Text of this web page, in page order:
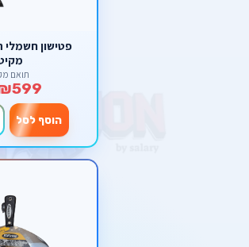
פטישון חשמלי
תואם
הוסף לסל